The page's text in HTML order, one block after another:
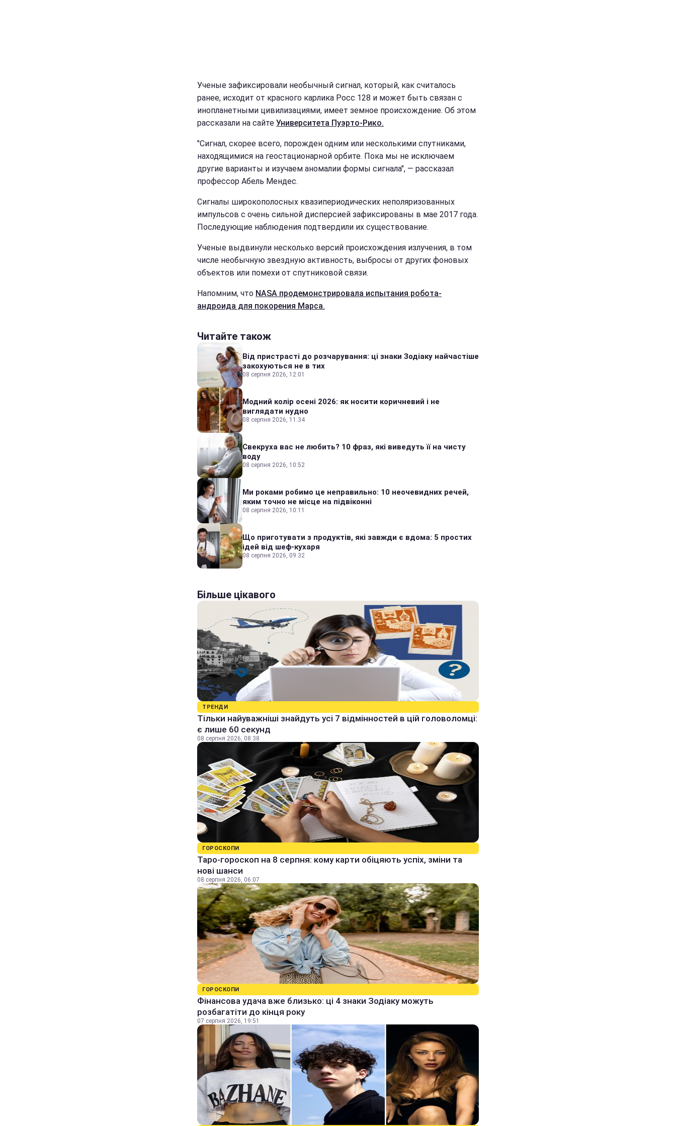
Ученые зафиксировали необычный сигнал, который, как считалось
ранее, исходит от красного карлика Росс 128 и может быть связан с
инопланетными цивилизациями, имеет земное происхождение. Об этом
рассказали на сайте Университета Пуэрто-Рико.
"Сигнал, скорее всего, порожден одним или несколькими спутниками,
находящимися на геостационарной орбите. Пока мы не исключаем
другие варианты и изучаем аномалии формы сигнала", — рассказал
профессор Абель Мендес.
Сигналы широкополосных квазипериодических неполяризованных
импульсов с очень сильной дисперсией зафиксированы в мае 2017 года.
Последующие наблюдения подтвердили их существование.
Ученые выдвинули несколько версий происхождения излучения, в том
числе необычную звездную активность, выбросы от других фоновых
объектов или помехи от спутниковой связи.
Напомним, что NASA продемонстрировала испытания робота-
андроида для покорения Марса.
Читайте також
Від пристрасті до розчарування: ці знаки Зодіаку найчастіше
закохуються не в тих
08 серпня 2026, 12:01
Модний колір осені 2026: як носити коричневий і не
виглядати нудно
08 серпня 2026, 11:34
Свекруха вас не любить? 10 фраз, які виведуть її на чисту
воду
08 серпня 2026, 10:52
Ми роками робимо це неправильно: 10 неочевидних речей,
яким точно не місце на підвіконні
08 серпня 2026, 10:11
Що приготувати з продуктів, які завжди є вдома: 5 простих
ідей від шеф-кухаря
08 серпня 2026, 09:32
Більше цікавого
ТРЕНДИ
Тільки найуважніші знайдуть усі 7 відмінностей в цій головоломці:
є лише 60 секунд
08 серпня 2026, 08:38
ГОРОСКОПИ
Таро-гороскоп на 8 серпня: кому карти обіцяють успіх, зміни та
нові шанси
08 серпня 2026, 06:07
ГОРОСКОПИ
Фінансова удача вже близько: ці 4 знаки Зодіаку можуть
розбагатіти до кінця року
07 серпня 2026, 19:51